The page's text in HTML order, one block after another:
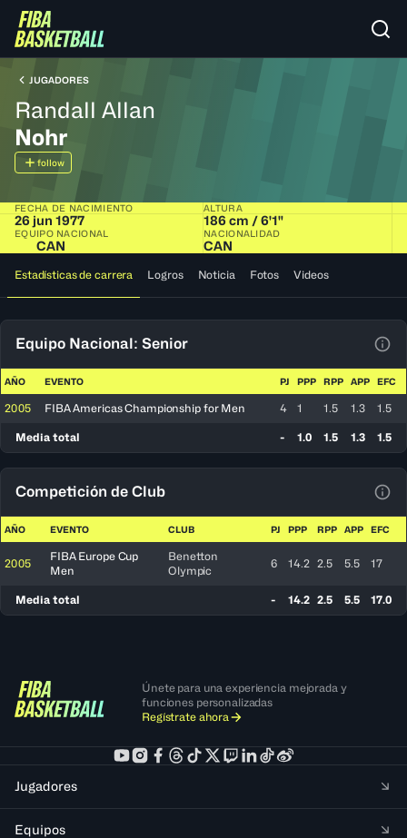
JUGADORES
Randall Allan
Nohr
follow
FECHA DE NACIMIENTO
26 jun 1977
ALTURA
186 cm / 6'1"
EQUIPO NACIONAL
CAN
NACIONALIDAD
CAN
Estadísticas de carrera Logros Noticia Fotos Videos
Equipo Nacional: Senior
AÑO EVENTO PJ PPP RPP APP EFC
2005 FIBA Americas Championship for Men 4 1 1.5 1.3 1.5
Media total - 1.0 1.5 1.3 1.5
Competición de Club
AÑO EVENTO CLUB PJ PPP RPP APP EFC
2005
FIBA Europe Cup
Men
Benetton
Olympic
6 14.2 2.5 5.5 17
Media total - 14.2 2.5 5.5 17.0
Únete para una experiencia mejorada y
funciones personalizadas
Regístrate ahora
Jugadores
Equipos